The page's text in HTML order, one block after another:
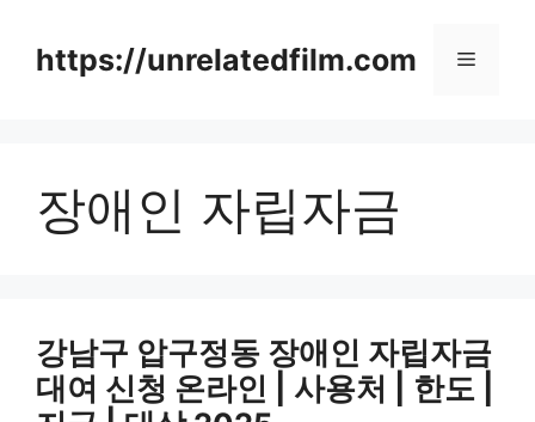
contenthttps://unrelatedfilm.com Menu
장애인 자립자금
강남구 압구정동 장애인 자립자금
대여 신청 온라인 | 사용처 | 한도 |